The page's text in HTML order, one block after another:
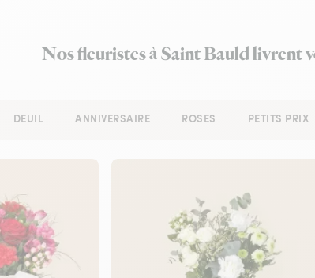
Nos fleuristes à Saint Bauld livrent
DEUIL ANNIVERSAIRE ROSES PETITS PRIX